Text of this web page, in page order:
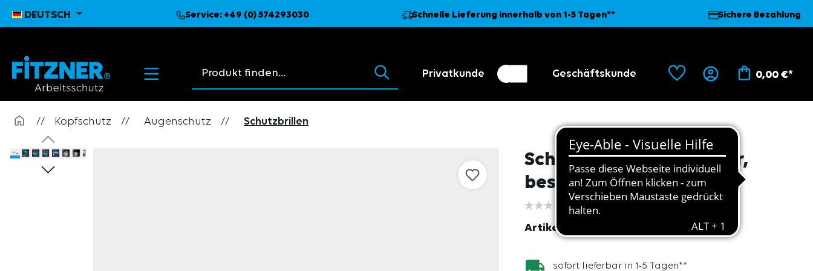
Zur Hauptnavigation springen
DEUTSCH Service: +49 (0) 574293030 Schnelle Lieferung innerhalb von 1-5 Tagen** Sichere Bezahlung
Suchvorschläge erscheinen beim Tippen.
Privatkunde
Kundenumschalter
Geschäftskunde
Händler 0,00 €*
// Kopfschutz // Augenschutz // Schutzbrillen
Bildergalerie überspringen
Schutzbrille "Light", klar,
beschlagfrei
Artikel
sofort lieferbar in 1-5 Tagen**